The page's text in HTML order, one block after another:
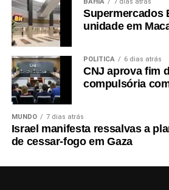
Supermercados
unidade em
POLÍTICA 6 dias atrás
CNJ aprova fim
compulsória
MUNDO 7 dias atrás
Israel manifesta ressalvas a
de cessar-fogo em Gaza